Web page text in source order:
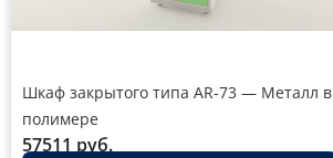
Шкаф закрытого типа AR-73 — Металл в
полимере
57511 руб.